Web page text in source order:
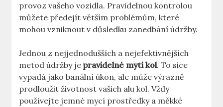
provoz vašeho vozidla. Pravidelnou kontrolou
můžete předejít větším problémům, které
mohou vzniknout v důsledku zanedbání údržby.
Jednou z nejjednodušších a nejefektivnějších
metod údržby jepravidelné mytí kol. To sice
vypadá jako banální úkon, ale může výrazně
prodloužit životnost vašich alu kol. Vždy
používejte jemné mycí prostředky a měkké